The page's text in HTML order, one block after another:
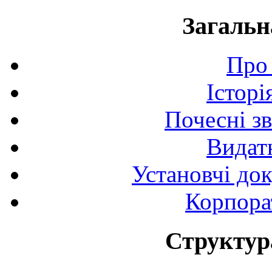
Про
Почесні
Установчі